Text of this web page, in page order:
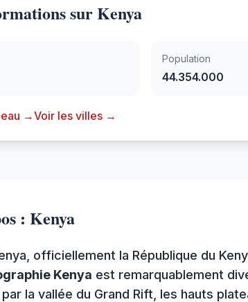
sur Kenya
Population
44.354.000
→Voir les villes →
: Kenya
officiellement la République du
Kenya est remarquablement
la vallée du Grand Rift, les hauts